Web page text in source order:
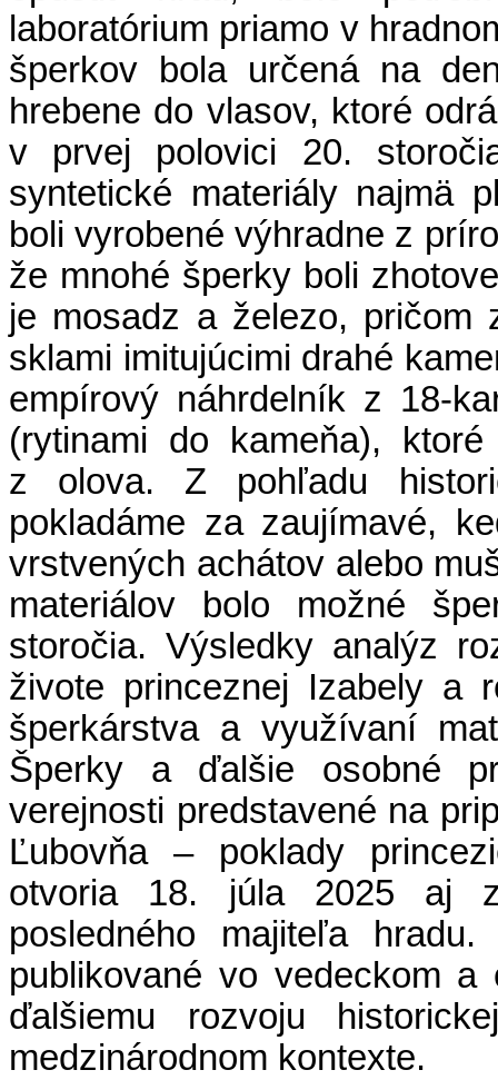
laboratórium priamo v
šperkov bola určená na
hrebene do vlasov, ktoré
v prvej polovici 20.
syntetické materiály najmä
boli vyrobené výhradne z
že mnohé šperky boli
je mosadz a železo, pričom
sklami imitujúcimi drahé
empírový náhrdelník z 18-
(rytinami do kameňa),
z olova. Z pohľadu
pokladáme za zaujímavé,
vrstvených achátov alebo
materiálov bolo možné
storočia. Výsledky analýz
živote princeznej Izabely a
šperkárstva a využívaní
Šperky a ďalšie osobné
verejnosti predstavené na
Ľubovňa – poklady
otvoria 18. júla 2025 aj
posledného majiteľa
publikované vo vedeckom
ďalšiemu rozvoju
medzinárodnom kontexte.